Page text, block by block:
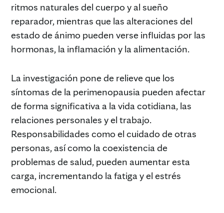
ritmos naturales del cuerpo y al sueño
reparador, mientras que las alteraciones del
estado de ánimo pueden verse influidas por las
hormonas, la inflamación y la alimentación.
La investigación pone de relieve que los
síntomas de la perimenopausia pueden afectar
de forma significativa a la vida cotidiana, las
relaciones personales y el trabajo.
Responsabilidades como el cuidado de otras
personas, así como la coexistencia de
problemas de salud, pueden aumentar esta
carga, incrementando la fatiga y el estrés
emocional.